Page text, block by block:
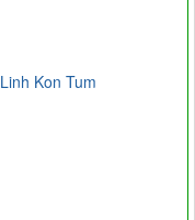
Kon Tum